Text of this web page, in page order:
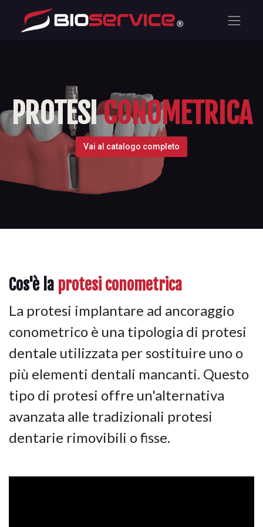
PROTESICONOMETRICA
Vai al catalogo completo
Cos'è la protesi conometrica
La protesi implantare ad ancoraggio
conometrico è una tipologia di protesi
dentale utilizzata per sostituire uno o
più elementi dentali mancanti. Questo
tipo di protesi offre un'alternativa
avanzata alle tradizionali protesi
dentarie rimovibili o fisse.